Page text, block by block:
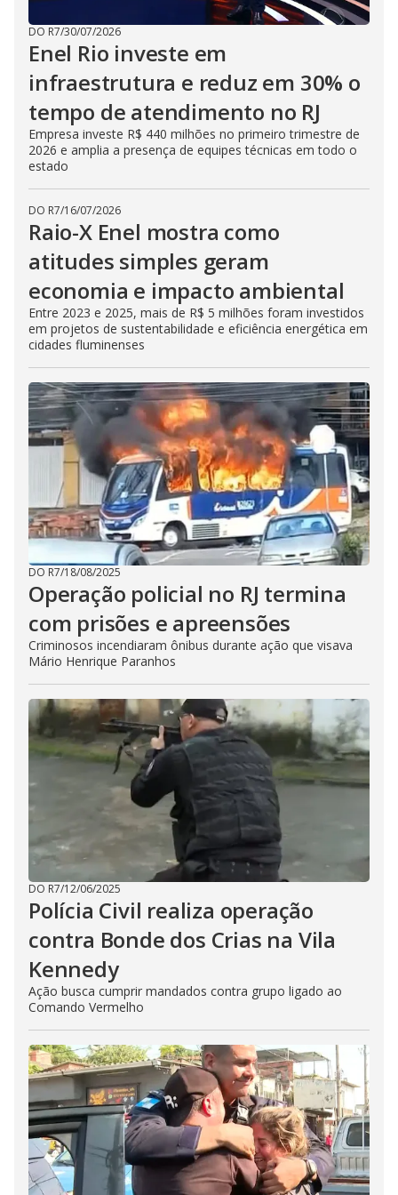
DO R7/30/07/2026
Enel Rio investe em
infraestrutura e reduz em 30% o
tempo de atendimento no RJ
Empresa investe R$ 440 milhões no primeiro trimestre de
2026 e amplia a presença de equipes técnicas em todo o
estado
DO R7/16/07/2026
Raio-X Enel mostra como
atitudes simples geram
economia e impacto ambiental
Entre 2023 e 2025, mais de R$ 5 milhões foram investidos
em projetos de sustentabilidade e eficiência energética em
cidades fluminenses
DO R7/18/08/2025
Operação policial no RJ termina
com prisões e apreensões
Criminosos incendiaram ônibus durante ação que visava
Mário Henrique Paranhos
DO R7/12/06/2025
Polícia Civil realiza operação
contra Bonde dos Crias na Vila
Kennedy
Ação busca cumprir mandados contra grupo ligado ao
Comando Vermelho